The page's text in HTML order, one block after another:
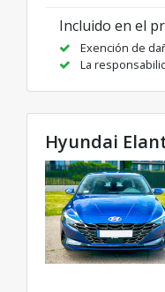
Incluido en el
Exención de
La
Hyundai